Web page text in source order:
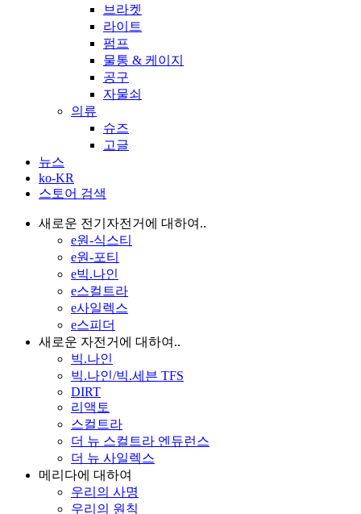
브라켓
라이트
펌프
물통 & 케이지
공구
자물쇠
의류
슈즈
고글
뉴스
ko-KR
스토어 검색
새로운 전기자전거에 대하여..
e원-식스티
e원-포티
e빅.나인
e스컬트라
e사일렉스
e스피더
새로운 자전거에 대하여..
빅.나인
빅.나인/빅.세븐 TFS
DIRT
리액토
스컬트라
더 뉴 스컬트라 엔듀런스
더 뉴 사일렉스
메리다에 대하여
우리의 사명
우리의 원칙